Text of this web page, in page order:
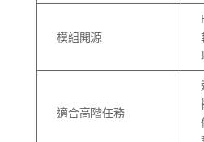
模組開源
適合高階任務